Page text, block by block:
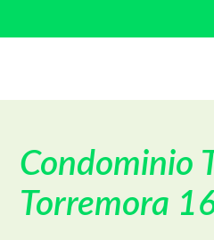
Condominio
Torremora